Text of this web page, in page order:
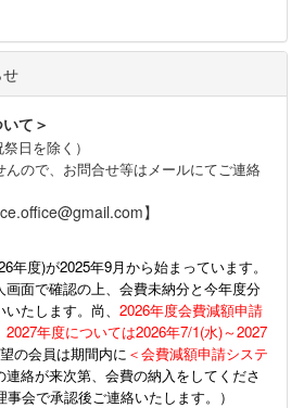
て＞
日を除く）
んので、お問合せ等はメールにてご連絡
】
年度)が2025年9月から始まっています。
面で確認の上、会費未納分と今年度分
たします。尚、 2026年度会費減額申請
年度については2026年7/1(水)～2027
の会員は期間内に ＜会費減額申請システ
絡が来次第、会費の納入をしてくださ
会で承認後ご連絡いたします。）